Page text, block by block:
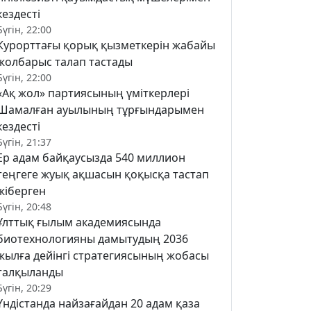
22:00
қорық қызметкерін жабайы
талап тастады
22:00
жол» партиясының үміткерлері
ауылының тұрғындарымен
21:37
адам байқаусызда 540 миллион
жуық ақшасын қоқысқа тастап
20:48
ғылым академиясында
дамытудың 2036
дейінгі стратегиясының жобасы
20:29
найзағайдан 20 адам қаза